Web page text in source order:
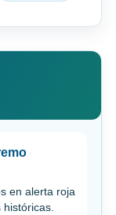
en alerta roja
históricas.